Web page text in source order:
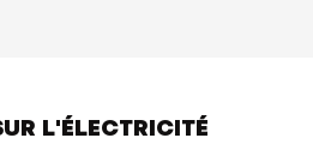
L'ÉLECTRICITÉ